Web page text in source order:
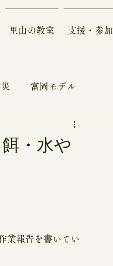
里山の教室 支援・参加
富岡モデル
・水や
業報告を書いてい